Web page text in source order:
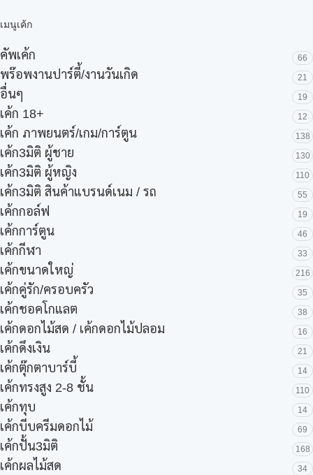
เมนูเค้ก
คัพเค้ก 66
พร๊อพงานปาร์ตี้/งานวันเกิด 21
อื่นๆ 19
เค้ก 18+ 12
เค้ก ภาพยนตร์/เกม/การ์ตูน 138
เค้ก3มิติ ผู้ชาย 130
เค้ก3มิติ ผู้หญิง 110
เค้ก3มิติ สินค้าแบรนด์เนม / รถ 55
เค้กกอล์ฟ 19
เค้กการ์ตูน 46
เค้กกีฬา 33
เค้กขนาดใหญ่ 216
เค้กคู่รัก/ครอบครัว 35
เค้กชอคโกแลต 38
เค้กดอกไม้สด / เค้กดอกไม้ปลอม 16
เค้กดึงเงิน 21
เค้กตุ๊กตาบาร์บี้ 14
เค้กทรงสูง 2-8 ชั้น 110
เค้กทุบ 14
เค้กบีบครีมดอกไม้ 69
เค้กปั้น3มิติ 168
เค้กผลไม้สด 34